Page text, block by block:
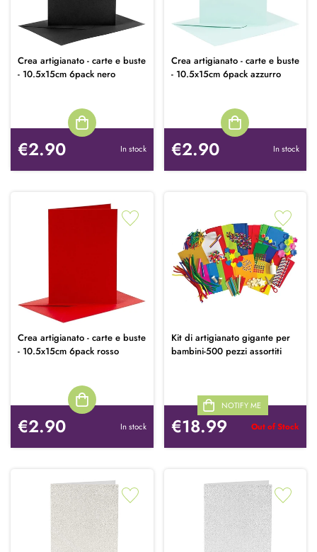
Crea artigianato - carte e buste
- 10.5x15cm 6pack nero
€2.90 In stock
Crea artigianato - carte e buste
- 10.5x15cm 6pack azzurro
€2.90 In stock
Crea artigianato - carte e buste
- 10.5x15cm 6pack rosso
€2.90 In stock
Kit di artigianato gigante per
bambini-500 pezzi assortiti
NOTIFY ME
€18.99 Out of Stock